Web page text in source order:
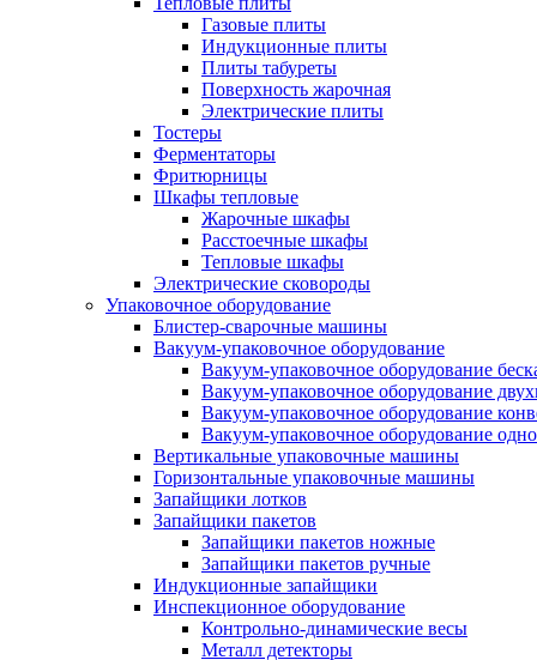
Газовые плиты
Индукционные плиты
Плиты табуреты
Поверхность жарочная
Электрические плиты
Тостеры
Ферментаторы
Фритюрницы
Шкафы тепловые
Жарочные шкафы
Расстоечные шкафы
Тепловые шкафы
Электрические сковороды
Упаковочное оборудование
Блистер-сварочные машины
Вакуум-упаковочное оборудование
Вакуум-упаковочное оборудование
Вакуум-упаковочное оборудование
Вакуум-упаковочное оборудование
Вакуум-упаковочное оборудование
Вертикальные упаковочные машины
Горизонтальные упаковочные машины
Запайщики лотков
Запайщики пакетов
Запайщики пакетов ножные
Запайщики пакетов ручные
Индукционные запайщики
Инспекционное оборудование
Контрольно-динамические весы
Металл детекторы